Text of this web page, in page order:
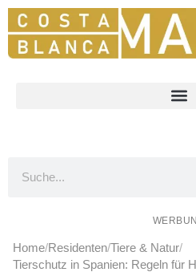
Home Residenten Tiere & Natur
Tierschutz in Spanien: Regeln für